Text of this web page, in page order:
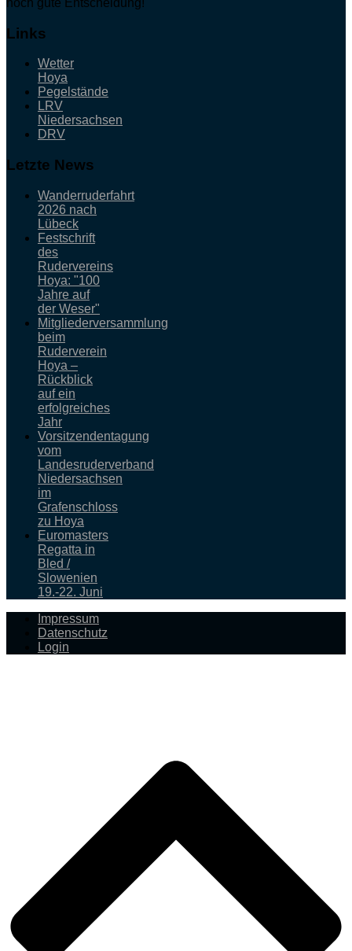
noch gute Entscheidung!
Links
Wetter
Hoya
Pegelstände
LRV
Niedersachsen
DRV
Letzte News
Wanderruderfahrt
2026 nach
Lübeck
Festschrift
des
Rudervereins
Hoya: "100
Jahre auf
der Weser"
Mitgliederversammlung
beim
Ruderverein
Hoya –
Rückblick
auf ein
erfolgreiches
Jahr
Vorsitzendentagung
vom
Landesruderverband
Niedersachsen
im
Grafenschloss
zu Hoya
Euromasters
Regatta in
Bled /
Slowenien
19.-22. Juni
Impressum
Datenschutz
Login